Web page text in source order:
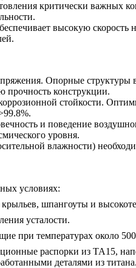
критически важных
высокую скорость
Опорные структуры
конструкции.
стойкости.
и поведение
уровня.
влажности)
условиях:
шпангоуты и
усталости.
при температурах около
распорки из TA15,
деталями из титана.